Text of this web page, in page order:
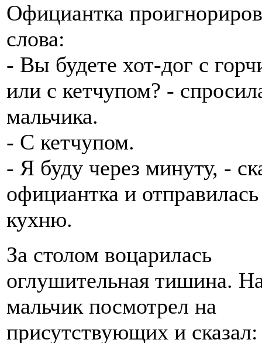
Официантка
слова:
- Вы будете хот-дог с
или с кетчупом? -
мальчика.
- С кетчупом.
- Я буду через минуту, -
официантка и
кухню.
За столом воцарилась
оглушительная тишина.
мальчик посмотрел на
присутствующих и сказал: